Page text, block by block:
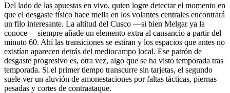
Del lado de las apuestas en vivo, quien logre detectar el momento en
que el desgaste físico hace mella en los volantes centrales encontrará
un filo interesante. La altitud del Cusco —si bien Melgar ya la
conoce— siempre añade un elemento extra al cansancio a partir del
minuto 60. Ahí las transiciones se estiran y los espacios que antes no
existían aparecen detrás del mediocampo local. Ese patrón de
desgaste progresivo es, otra vez, algo que se ha visto temporada tras
temporada. Si el primer tiempo transcurre sin tarjetas, el segundo
suele ver un aluvión de amonestaciones por faltas tácticas, piernas
pesadas y cortes de contraataque.